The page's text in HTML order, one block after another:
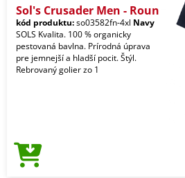
Sol's Crusader Men - Roun
kód produktu:so03582fn-4xl Navy
SOLS Kvalita. 100 % organicky
pestovaná bavlna. Prírodná úprava
pre jemnejší a hladší pocit. Štýl.
Rebrovaný golier zo 1